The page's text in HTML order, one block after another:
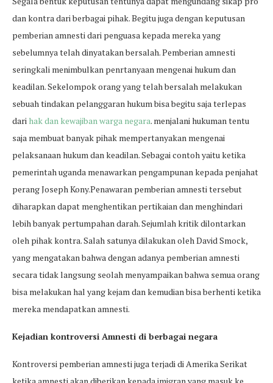
dan kontra dari berbagai pihak. Begitu juga dengan keputusan
pemberian amnesti dari penguasa kepada mereka yang
sebelumnya telah dinyatakan bersalah. Pemberian amnesti
seringkali menimbulkan penrtanyaan mengenai hukum dan
keadilan. Sekelompok orang yang telah bersalah melakukan
sebuah tindakan pelanggaran hukum bisa begitu saja terlepas
dari hak dan kewajiban warga negara. menjalani hukuman tentu
saja membuat banyak pihak mempertanyakan mengenai
pelaksanaan hukum dan keadilan. Sebagai contoh yaitu ketika
pemerintah uganda menawarkan pengampunan kepada penjahat
perang Joseph Kony.Penawaran pemberian amnesti tersebut
diharapkan dapat menghentikan pertikaian dan menghindari
lebih banyak pertumpahan darah. Sejumlah kritik dilontarkan
oleh pihak kontra. Salah satunya dilakukan oleh David Smock,
yang mengatakan bahwa dengan adanya pemberian amnesti
secara tidak langsung seolah menyampaikan bahwa semua orang
bisa melakukan hal yang kejam dan kemudian bisa berhenti ketika
mereka mendapatkan amnesti.
Kejadian kontroversi Amnesti di berbagai negara
Kontroversi pemberian amnesti juga terjadi di Amerika Serikat